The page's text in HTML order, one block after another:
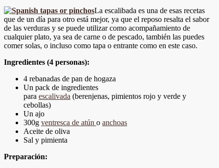
La escalibada es una de esas recetas
que de un día para otro está mejor, ya que el reposo resalta el sabor
de las verduras y se puede utilizar como acompañamiento de
cualquier plato, ya sea de carne o de pescado, también las puedes
comer solas, o incluso como tapa o entrante como en este caso.
Ingredientes (4 personas):
4 rebanadas de pan de hogaza
Un pack de ingredientes
para escalivada (berenjenas, pimientos rojo y verde y
cebollas)
Un ajo
300g ventresca de atún o anchoas
Aceite de oliva
Sal y pimienta
Preparación: